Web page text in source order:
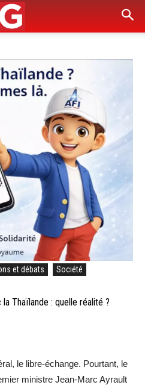
et débats
Société
Thaïlande : quelle réalité ?
le libre-échange. Pourtant, le
ministre Jean-Marc Ayrault